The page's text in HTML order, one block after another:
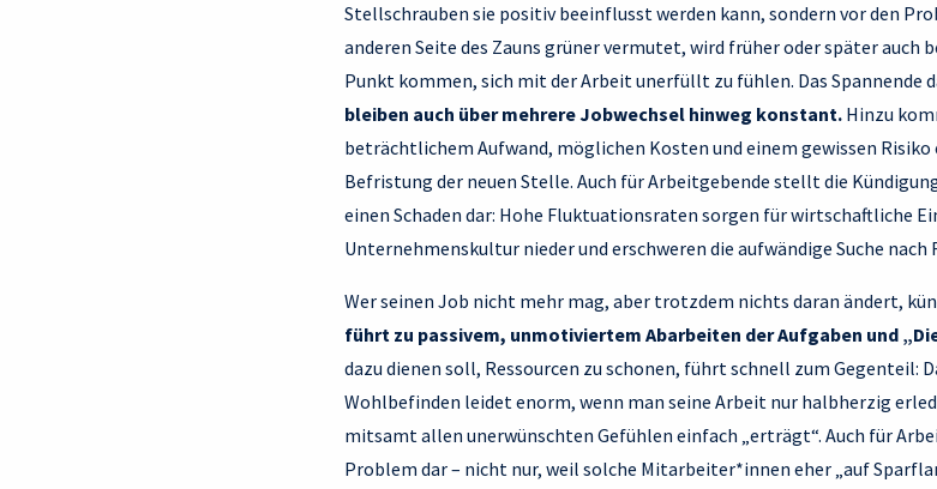
Stellschrauben sie positiv beeinflusst werden kann, sondern vor den
anderen Seite des Zauns grüner vermutet, wird früher oder später auch
Punkt kommen, sich mit der Arbeit unerfüllt zu fühlen. Das Spannende
bleiben auch über mehrere Jobwechsel hinweg konstant. Hinzu
beträchtlichem Aufwand, möglichen Kosten und einem gewissen
Befristung der neuen Stelle. Auch für Arbeitgebende stellt die
einen Schaden dar: Hohe Fluktuationsraten sorgen für wirtschaftliche
Unternehmenskultur nieder und erschweren die aufwändige Suche nach
Wer seinen Job nicht mehr mag, aber trotzdem nichts daran ändert,
führt zu passivem, unmotiviertem Abarbeiten der Aufgaben und
dazu dienen soll, Ressourcen zu schonen, führt schnell zum Gegenteil:
Wohlbefinden leidet enorm, wenn man seine Arbeit nur halbherzig
mitsamt allen unerwünschten Gefühlen einfach „erträgt“. Auch für
Problem dar – nicht nur, weil solche Mitarbeiter*innen eher „auf